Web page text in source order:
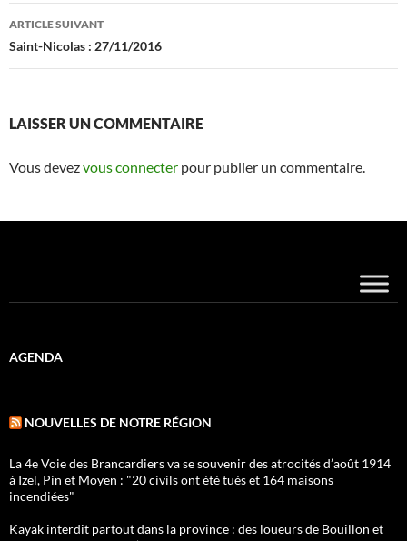
articles
ARTICLE SUIVANT
Saint-Nicolas : 27/11/2016
LAISSER UN COMMENTAIRE
Vous devezvous connecter pour publier un commentaire.
AGENDA
NOUVELLES DE NOTRE RÉGION
La 4e Voie des Brancardiers va se souvenir des atrocités d’août 1914
à Izel, Pin et Moyen : "20 civils ont été tués et 164 maisons
incendiées"
Kayak interdit partout dans la province : des loueurs de Bouillon et